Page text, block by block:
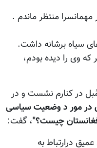
منتظر ماندم .
سیاه برشانه داشت.
وی را دیده بودم،
در کنارم نشست و در
در مور د وضعیت سیاسی
چیست؟"، گفت:
درارتباط به